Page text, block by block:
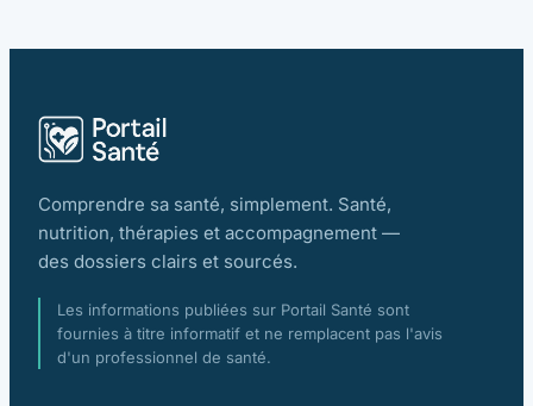
Comprendre sa santé, simplement. Santé,
nutrition, thérapies et accompagnement —
des dossiers clairs et sourcés.
Les informations publiées sur Portail Santé sont
fournies à titre informatif et ne remplacent pas l'avis
d'un professionnel de santé.